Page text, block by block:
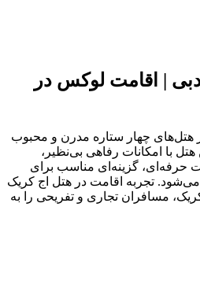
| اقامت لوکس در
هتل‌های چهار ستاره مدرن و محبوب
با امکانات رفاهی بی‌نظیر،
حرفه‌ای، گزینه‌ای مناسب برای
تجربه اقامت در هتل اج کریک
مسافران تجاری و تفریحی را به
ساید دبی